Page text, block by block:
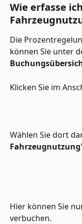
Wie erfasse
Die
können Sie unter
Klicken Sie im
Wählen Sie dort
Fahrzeugnutzung
Hier können Sie
verbuchen.